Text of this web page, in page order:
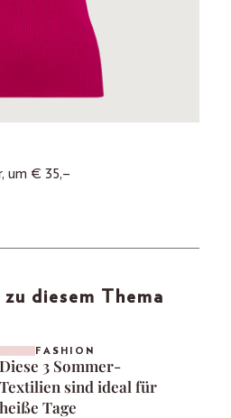
um € 35,–
diesem Thema
FASHION
Diese 3 Sommer-
Textilien sind ideal für
heiße Tage